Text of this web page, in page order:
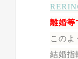
離婚等
このよ
結婚指